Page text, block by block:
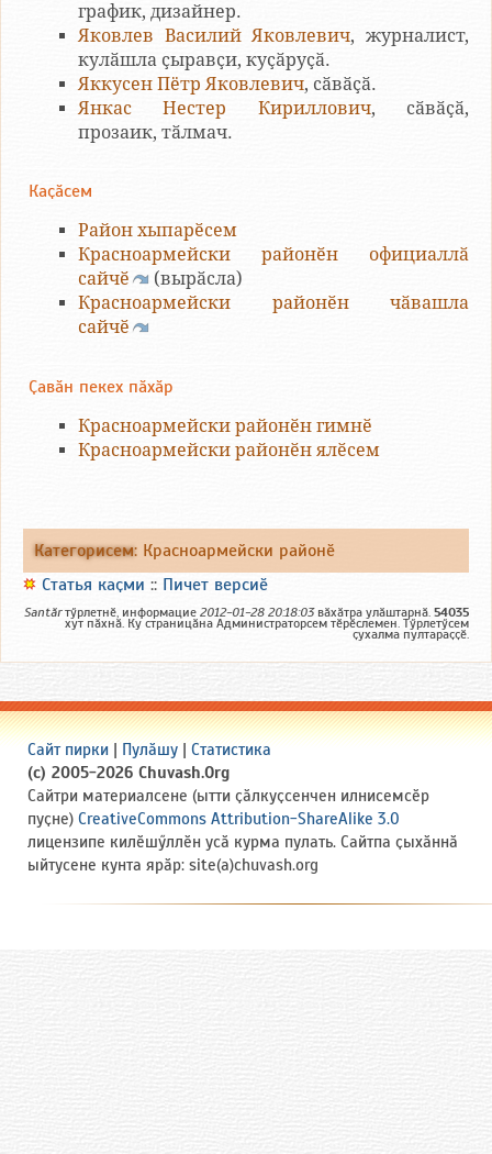
график, дизайнер.
Яковлев Василий Яковлевич, журналист,
кулӑшла ҫыравҫи, куҫӑруҫӑ.
Яккусен Пётр Яковлевич, сӑвӑҫӑ.
Янкас Нестер Кириллович, сӑвӑҫӑ,
прозаик, тӑлмач.
Каҫӑсем
Район хыпарӗсем
Красноармейски районӗн официаллӑ
сайчӗ
(вырӑсла)
Красноармейски районӗн чӑвашла
сайчӗ
Ҫавӑн пекех пӑхӑр
Красноармейски районӗн гимнӗ
Красноармейски районӗн ялӗсем
Категорисем: Красноармейски районӗ
Статья каҫми :: Пичет версиӗ
Santărтӳрлетнӗ, информацие 2012-01-28 20:18:03вӑхӑтра улӑштарнӑ. 54035
хут пӑхнӑ. Ку страницӑна Администраторсем тӗрӗслемен. Тӳрлетӳсем
ҫухалма пултараҫҫӗ.
Сайт пирки | Пулӑшу | Статистика
(c) 2005-2026 Chuvash.Org
Сайтри материалсене (ытти ҫӑлкуҫсенчен илнисемсӗр
пуҫне) CreativeCommons Attribution-ShareAlike 3.0
лицензипе килӗшӳллӗн усӑ курма пулать. Сайтпа ҫыхӑннӑ
ыйтусене кунта ярӑр: site(a)chuvash.org